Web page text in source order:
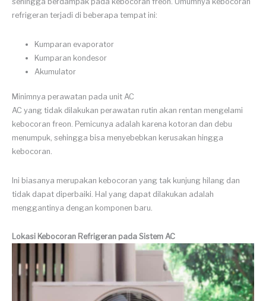
refrigeran terjadi di beberapa tempat ini:
Kumparan evaporator
Kumparan kondesor
Akumulator
Minimnya perawatan pada unit AC
AC yang tidak dilakukan perawatan rutin akan rentan mengelami
kebocoran freon. Pemicunya adalah karena kotoran dan debu
menumpuk, sehingga bisa menyebebkan kerusakan hingga
kebocoran.
Ini biasanya merupakan kebocoran yang tak kunjung hilang dan
tidak dapat diperbaiki. Hal yang dapat dilakukan adalah
menggantinya dengan komponen baru.
Lokasi Kebocoran Refrigeran pada Sistem AC